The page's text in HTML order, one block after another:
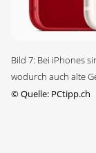
Bild 7: Bei iPhones
wodurch auch alte
©Quelle: PCtipp.ch